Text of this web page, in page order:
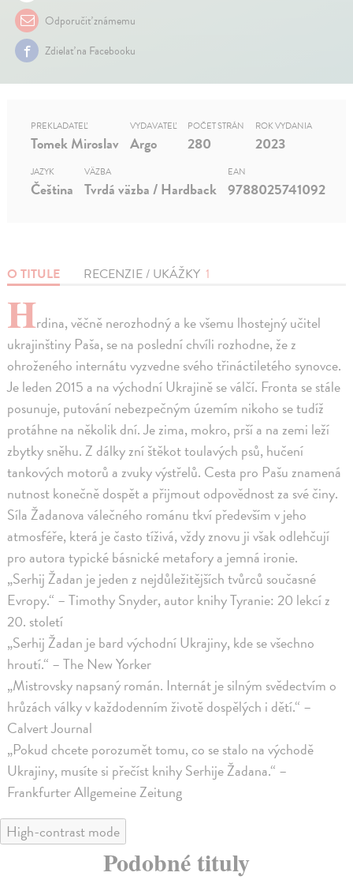
Odporučiť známemu
Zdielať na Facebooku
O TITULE RECENZIE / UKÁŽKY 1
Hrdina, věčně nerozhodný a ke všemu lhostejný učitel
ukrajinštiny Paša, se na poslední chvíli rozhodne, že z
ohroženého internátu vyzvedne svého třináctiletého synovce.
Je leden 2015 a na východní Ukrajině se válčí. Fronta se stále
posunuje, putování nebezpečným územím nikoho se tudíž
protáhne na několik dní. Je zima, mokro, prší a na zemi leží
zbytky sněhu. Z dálky zní štěkot toulavých psů, hučení
tankových motorů a zvuky výstřelů. Cesta pro Pašu znamená
nutnost konečně dospět a přijmout odpovědnost za své činy.
Síla Žadanova válečného románu tkví především v jeho
atmosféře, která je často tíživá, vždy znovu ji však odlehčují
pro autora typické básnické metafory a jemná ironie.
„Serhij Žadan je jeden z nejdůležitějších tvůrců současné
Evropy.“ – Timothy Snyder, autor knihy Tyranie: 20 lekcí z
20. století
„Serhij Žadan je bard východní Ukrajiny, kde se všechno
hroutí.“ – The New Yorker
„Mistrovsky napsaný román. Internát je silným svědectvím o
hrůzách války v každodenním životě dospělých i dětí.“ –
Calvert Journal
„Pokud chcete porozumět tomu, co se stalo na východě
Ukrajiny, musíte si přečíst knihy Serhije Žadana.“ –
Frankfurter Allgemeine Zeitung
PREKLADATEĽ
Tomek Miroslav
VYDAVATEĽ
Argo
POČET STRÁN
280
ROK VYDANIA
2023
JAZYK
Čeština
VÄZBA
Tvrdá väzba / Hardback
EAN
9788025741092
High-contrast mode
Podobné tituly